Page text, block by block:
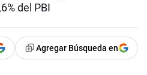
del PBI
Agregar Búsqueda en